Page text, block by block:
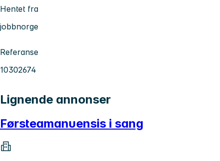
Hentet fra
jobbnorge
Referanse
10302674
Lignende annonser
Førsteamanuensis i sang